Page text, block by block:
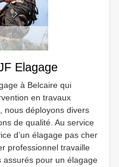
Elagage
à Belcaire qui
en travaux
nous déployons divers
de qualité. Au service
d’un élagage pas cher
professionnel travaille
assurés pour un élagage